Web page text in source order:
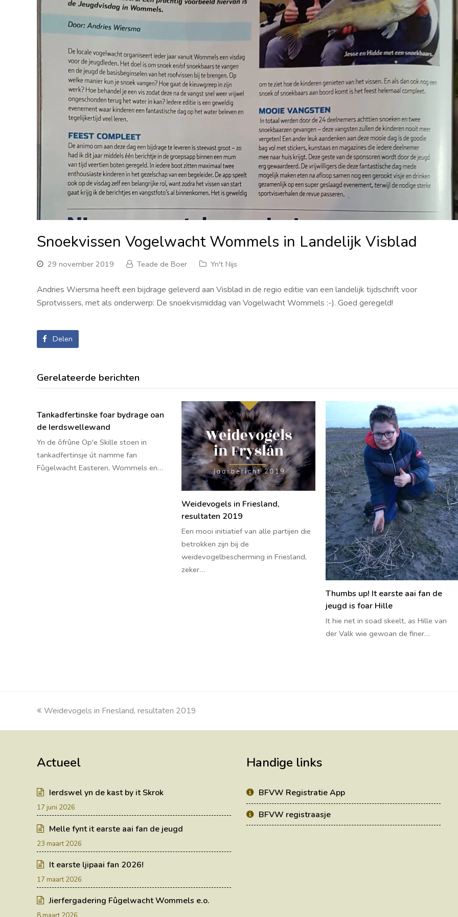
Snoekvissen Vogelwacht Wommels in Landelijk Visblad
29 november 2019 Teade de Boer Yn't Nijs
Andries Wiersma heeft een bijdrage geleverd aan Visblad in de regio editie van een landelijk tijdschrift voor
Sprotvissers, met als onderwerp: De snoekvismiddag van Vogelwacht Wommels :-). Goed geregeld!
Delen
Gerelateerde berichten
Tankadfertinske foar bydrage oan
de Ierdswellewand
Yn de ôfrûne Op'e Skille stoen in
tankadfertinsje út namme fan
Fûgelwacht Easteren, Wommels en…
Weidevogels in Friesland,
resultaten 2019
Een mooi initiatief van alle partijen die
betrokken zijn bij de
weidevogelbescherming in Friesland,
zeker…
Thumbs up! It earste aai fan de
jeugd is foar Hille
It hie net in soad skeelt, as Hille van
der Valk wie gewoan de finer…
previous
Weidevogels in Friesland, resultaten 2019
Actueel
Ierdswel yn de kast by it Skrok
17 juni 2026
Melle fynt it earste aai fan de jeugd
23 maart 2026
It earste ljipaai fan 2026!
17 maart 2026
Jierfergadering Fûgelwacht Wommels e.o.
Handige links
BFVW Registratie App
BFVW registraasje